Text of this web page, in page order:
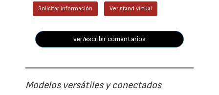
Solicitar información Ver stand virtual
ver/escribir comentarios
Modelos versátiles y conectados